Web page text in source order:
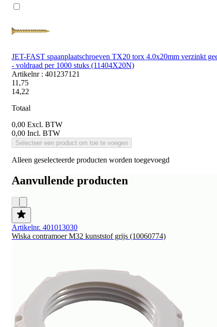
JET-FAST spaanplaatschroeven TX20 torx 4.0x20mm verzinkt
- voldraad per 1000 stuks (11404X20N)
Artikelnr : 401237121
11,75
14,22
Totaal
0,00 Excl. BTW
0,00 Incl. BTW
Selecteer een product om toe te voegen
Alleen geselecteerde producten worden toegevoegd
Aanvullende producten
Artikelnr. 401013030
Wiska contramoer M32 kunststof grijs (10060774)